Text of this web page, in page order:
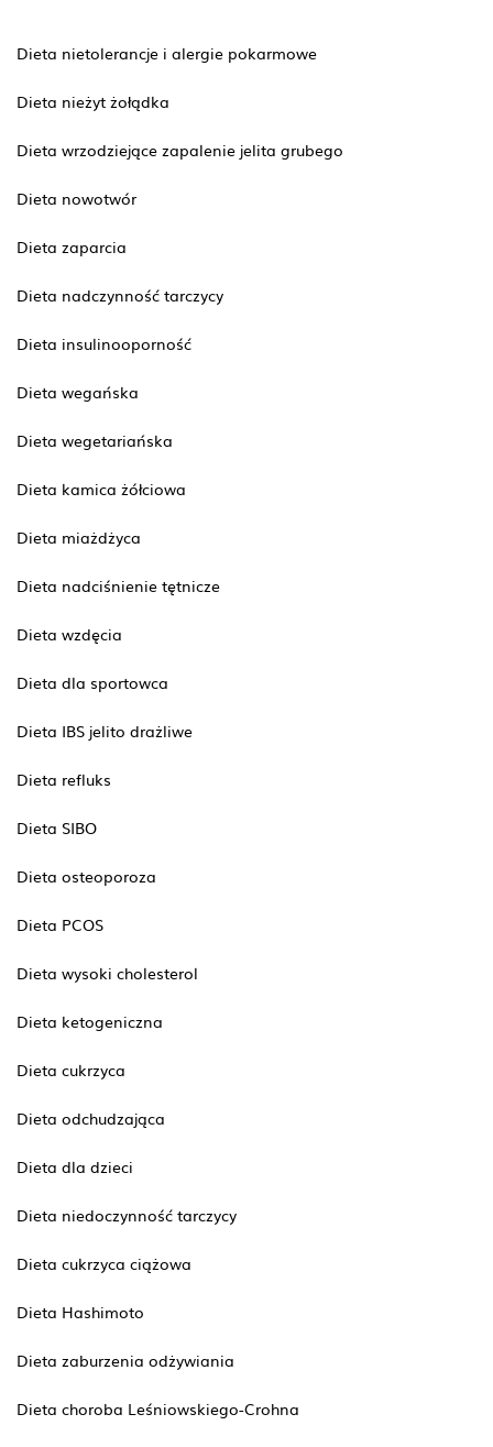
Dieta nietolerancje i alergie pokarmowe
Dieta nieżyt żołądka
Dieta wrzodziejące zapalenie jelita grubego
Dieta nowotwór
Dieta zaparcia
Dieta nadczynność tarczycy
Dieta insulinooporność
Dieta wegańska
Dieta wegetariańska
Dieta kamica żółciowa
Dieta miażdżyca
Dieta nadciśnienie tętnicze
Dieta wzdęcia
Dieta dla sportowca
Dieta IBS jelito drażliwe
Dieta refluks
Dieta SIBO
Dieta osteoporoza
Dieta PCOS
Dieta wysoki cholesterol
Dieta ketogeniczna
Dieta cukrzyca
Dieta odchudzająca
Dieta dla dzieci
Dieta niedoczynność tarczycy
Dieta cukrzyca ciążowa
Dieta Hashimoto
Dieta zaburzenia odżywiania
Dieta choroba Leśniowskiego-Crohna